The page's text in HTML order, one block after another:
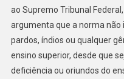
ao Supremo Tribunal
argumenta que a norma não
pardos, índios ou qualquer
ensino superior, desde que
deficiência ou oriundos do